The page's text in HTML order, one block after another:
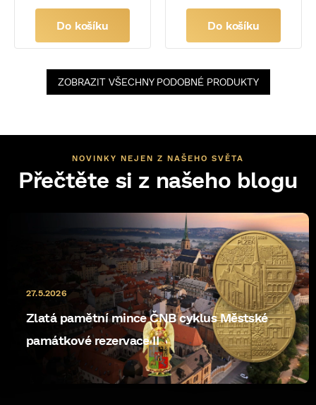
Do košíku Do košíku
ZOBRAZIT VŠECHNY PODOBNÉ PRODUKTY
NOVINKY NEJEN Z NAŠEHO SVĚTA
Přečtěte si z našeho blogu
Zlatá pamětní mince ČNB cyklus Městské
památkové rezervace II
27.5.2026